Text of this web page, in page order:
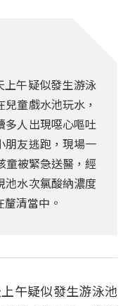
上午疑似發生游泳
童戲水池玩水，
多人出現噁心嘔吐
朋友逃跑，現場一
童被緊急送醫，經
池水次氯酸納濃度
清當中。
午疑似發生游泳池